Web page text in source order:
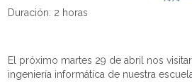
Duración: 2 horas
El próximo martes 29 de abril nos
ingeniería informática de nuestra